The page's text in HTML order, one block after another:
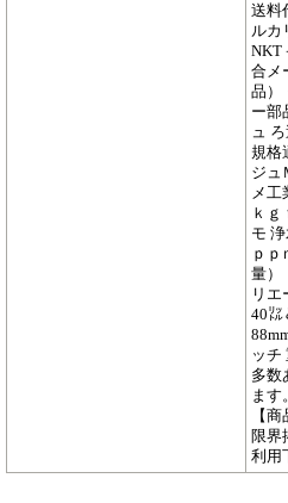
送料
ルカ
NKT
合メ
品）
ー部
ュ
規格
ジュ
メ工
ｋｇ
モ
ｐｐ
量）
リ
40㍑
ッチ
多数
ます
【
限界
利用